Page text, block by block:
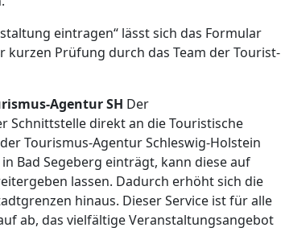
eintragen“ lässt sich das Formular
Prüfung durch das Team der Tourist-
Agentur SH Der
Schnittstelle direkt an die Touristische
Tourismus-Agentur Schleswig-Holstein
Bad Segeberg einträgt, kann diese auf
lassen. Dadurch erhöht sich die
hinaus. Dieser Service ist für alle
ab, das vielfältige Veranstaltungsangebot